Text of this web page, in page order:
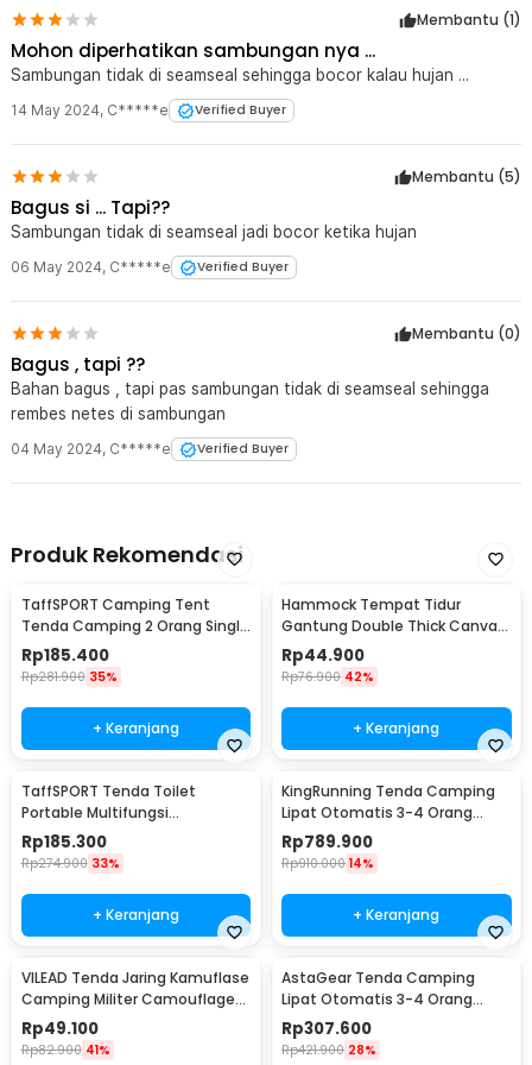
seperti camping, glamping, piknik, memancing, hingga touring. Area
teduh tambahan membuat aktivitas berkumpul lebih nyaman saat
siang maupun malam hari. Selain melindungi dari hujan dan panas,
canopy juga membantu menjaga area perlengkapan tetap kering.
outdoor.
Kelengkapan Produk
Rincian yang Anda dapatkan untuk pembelian produk ini:
1 x Joly Well Flysheet Terpal Tenda Camping Waterproof Anti UV
5.4x3.2M - SF-020
1 x Palu Plastik
10 x Pasak
10 x Bracket
1 x Tas
1 x Tas Tenda
Membantu (1)
Mohon diperhatikan sambungan nya ...
Sambungan tidak di seamseal sehingga bocor kalau hujan ...
14 May 2024, C*****e Verified Buyer
Membantu (5)
Bagus si ... Tapi??
Sambungan tidak di seamseal jadi bocor ketika hujan
06 May 2024, C*****e Verified Buyer
Membantu (0)
Bagus , tapi ??
Bahan bagus , tapi pas sambungan tidak di seamseal sehingga
rembes netes di sambungan
04 May 2024, C*****e Verified Buyer
Produk Rekomendasi
TaffSPORT Camping Tent
Tenda Camping 2 Orang Single
Layer Waterproof - ZP32750
Rp185.400
Rp281.900 35%
+ Keranjang
Hammock Tempat Tidur
Gantung Double Thick Canvas
- JS426
Rp44.900
Rp76.900 42%
+ Keranjang
TaffSPORT Tenda Toilet
Portable Multifungsi
Automatic Shower Tent - ST-
100
Rp185.300
Rp274.900 33%
+ Keranjang
KingRunning Tenda Camping
Lipat Otomatis 3-4 Orang
Single Layer - S-T414
Rp789.900
Rp910.000 14%
+ Keranjang
VILEAD Tenda Jaring Kamuflase
Camping Militer Camouflage
Net 2x3M - SG023
Rp49.100
Rp82.900 41%
AstaGear Tenda Camping
Lipat Otomatis 3-4 Orang
Single Layer - SH-100
Rp307.600
Rp421.900 28%